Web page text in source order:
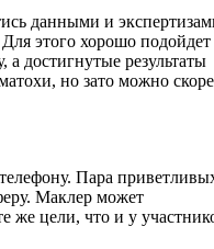
данными и
этого хорошо подойдет
а достигнутые результаты
но зато можно
Пара
Маклер может
же цели, что и у